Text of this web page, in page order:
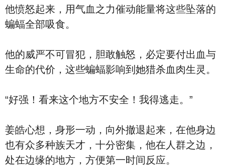
他愤怒起来，用气血之力催动能量将这些坠落的
蝙蝠全部吸食。
他的威严不可冒犯，胆敢触怒，必定要付出血与
生命的代价，这些蝙蝠影响到她猎杀血肉生灵。
“好强！看来这个地方不安全！我得逃走。”
姜皓心想，身形一动，向外撤退起来，在他身边
也有众多种族天才，十分密集，他在人群之边，
处在边缘的地方，方便第一时间反应。